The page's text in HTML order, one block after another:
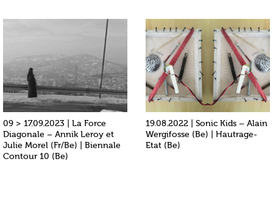
09 > 17.09.2023 | La Force
Diagonale – Annik Leroy et
Julie Morel (Fr/Be) | Biennale
Contour 10 (Be)
19.08.2022 | Sonic Kids – Alain
Wergifosse (Be) | Hautrage-
Etat (Be)